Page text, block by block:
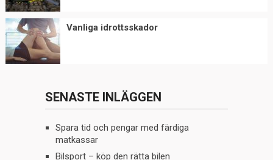
Vanliga idrottsskador
SENASTE INLÄGGEN
Spara tid och pengar med färdiga
matkassar
Bilsport – köp den rätta bilen